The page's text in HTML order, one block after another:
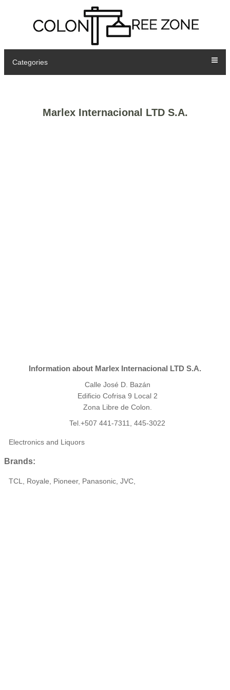
Categories
Marlex Internacional LTD S.A.
Information about Marlex Internacional LTD S.A.
Calle José D. Bazán
Edificio Cofrisa 9 Local 2
Zona Libre de Colon.
Tel.+507 441-7311, 445-3022
Electronics and Liquors
Brands:
TCL, Royale, Pioneer, Panasonic, JVC,